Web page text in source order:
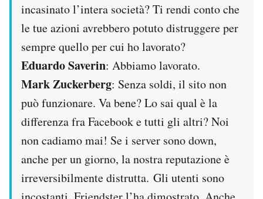
incasinato l’intera società? Ti rendi conto che
le tue azioni avrebbero potuto distruggere per
sempre quello per cui ho lavorato?
Eduardo Saverin: Abbiamo lavorato.
Mark Zuckerberg: Senza soldi, il sito non
può funzionare. Va bene? Lo sai qual è la
differenza fra Facebook e tutti gli altri? Noi
non cadiamo mai! Se i server sono down,
anche per un giorno, la nostra reputazione è
irreversibilmente distrutta. Gli utenti sono